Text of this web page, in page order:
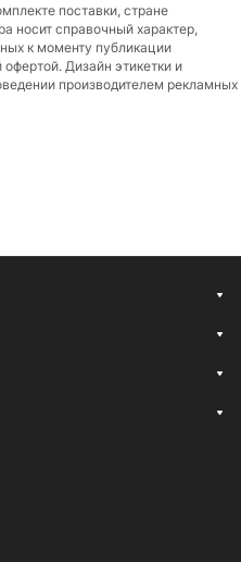
поставки, стране
носит справочный характер,
к моменту публикации
Дизайн этикетки и
производителем рекламных